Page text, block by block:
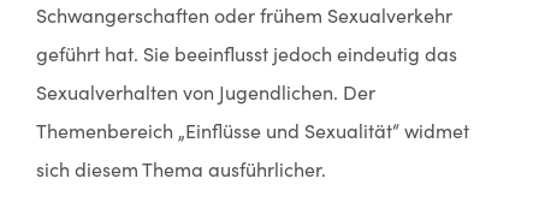
Schwangerschaften oder frühem Sexualverkehr
geführt hat. Sie beeinflusst jedoch eindeutig das
Sexualverhalten von Jugendlichen. Der
Themenbereich „Einflüsse und Sexualität“ widmet
sich diesem Thema ausführlicher.